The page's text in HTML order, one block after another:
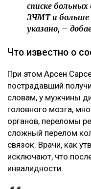
списке больных
ЗЧМТ и больше
указано, –
Что известно о
При этом Арсен
пострадавший
словам, у мужчины
головного мозга,
органов, переломы
сложный перелом
связок. Врачи, как
исключают, что
инвалидности.